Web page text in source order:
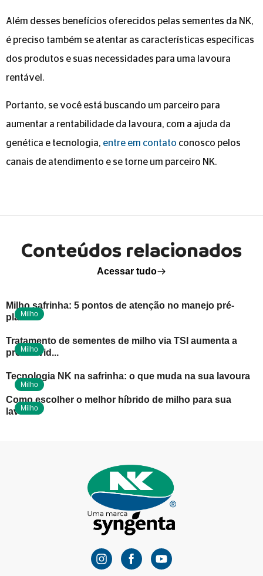
Além desses benefícios oferecidos pelas sementes da NK,
é preciso também se atentar as características específicas
dos produtos e suas necessidades para uma lavoura
rentável.
Portanto, se você está buscando um parceiro para
aumentar a rentabilidade da lavoura, com a ajuda da
genética e tecnologia, entre em contato conosco pelos
canais de atendimento e se torne um parceiro NK.
Conteúdos relacionados
Acessar tudo
Milho
Milho safrinha: 5 pontos de atenção no manejo pré-
plantio
Milho
Tratamento de sementes de milho via TSI aumenta a
produtivid...
Milho
Tecnologia NK na safrinha: o que muda na sua lavoura
Milho
Como escolher o melhor híbrido de milho para sua
lavoura